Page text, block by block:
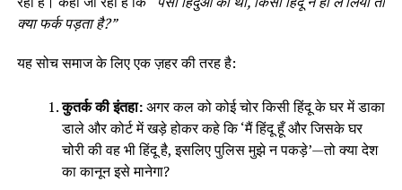
क्या फर्क पड़ता है?”
यह सोच समाज के लिए एक ज़हर की तरह है:
कुतर्क की इंतहा:अगर कल को कोई चोर किसी हिंदू के घर में डाका
डाले और कोर्ट में खड़े होकर कहे कि ‘मैं हिंदू हूँ और जिसके घर
चोरी की वह भी हिंदू है, इसलिए पुलिस मुझे न पकड़े’—तो क्या देश
का कानून इसे मानेगा?